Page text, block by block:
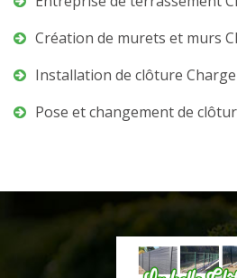
Création de murets et murs
Installation de clôture Charge
Pose et changement de